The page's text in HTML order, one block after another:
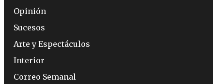
Opinión
Sucesos
Arte y Espectáculos
Interior
Correo Semanal